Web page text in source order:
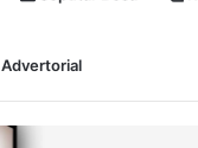
Advertorial